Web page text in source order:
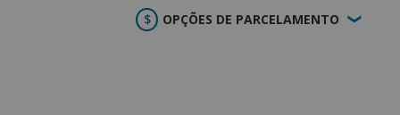
OPÇÕES DE PARCELAMENTO